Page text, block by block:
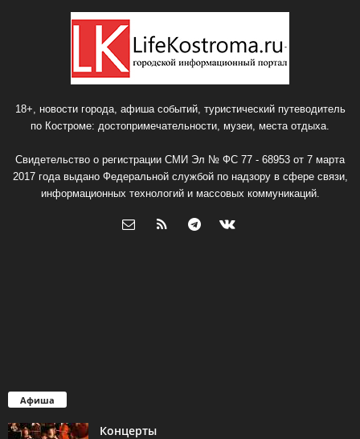
18+, новости города, афиша событий, туристический путеводитель
по Костроме: достопримечательности, музеи, места отдыха.
Свидетельство о регистрации СМИ Эл № ФС 77 - 68953 от 7 марта
2017 года выдано Федеральной службой по надзору в сфере связи,
информационных технологий и массовых коммуникаций.
Афиша
Концерты